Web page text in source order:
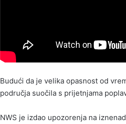
Budući da je velika opasnost od
područja suočila s prijetnjama
NWS je izdao upozorenja na